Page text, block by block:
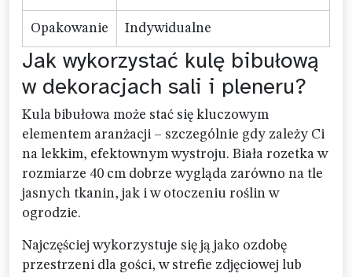
Opakowanie Indywidualne
Jak wykorzystać kulę bibułową
w dekoracjach sali i pleneru?
Kula bibułowa może stać się kluczowym
elementem aranżacji – szczególnie gdy zależy Ci
na lekkim, efektownym wystroju. Biała rozetka w
rozmiarze 40 cm dobrze wygląda zarówno na tle
jasnych tkanin, jak i w otoczeniu roślin w
ogrodzie.
Najczęściej wykorzystuje się ją jako ozdobę
przestrzeni dla gości, w strefie zdjęciowej lub